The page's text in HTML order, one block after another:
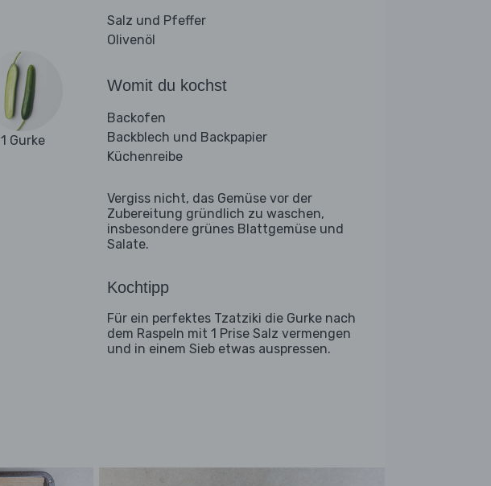
1 Gurke
Salz und Pfeffer
Olivenöl
Womit du kochst
Backofen
Backblech und Backpapier
Küchenreibe
Vergiss nicht, das Gemüse vor der
Zubereitung gründlich zu waschen,
insbesondere grünes Blattgemüse und
Salate.
Kochtipp
Für ein perfektes Tzatziki die Gurke nach
dem Raspeln mit 1 Prise Salz vermengen
und in einem Sieb etwas auspressen.